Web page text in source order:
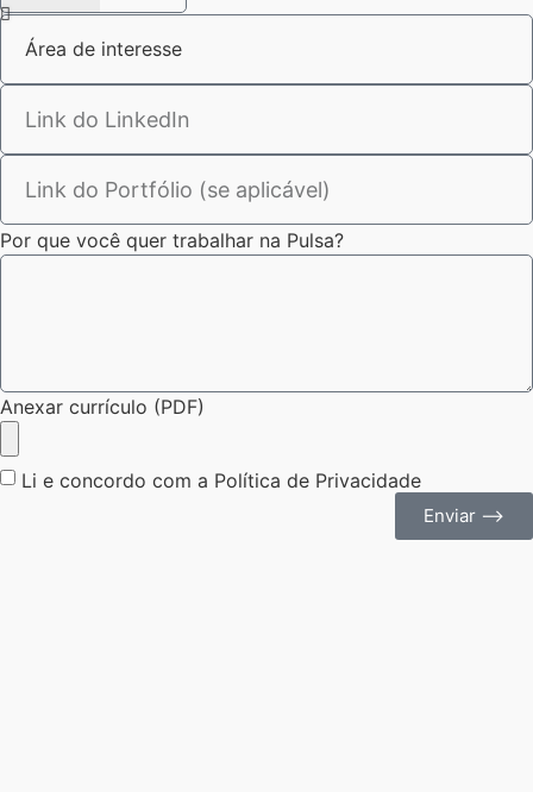
Por que você quer trabalhar na Pulsa?
Anexar currículo (PDF)
Li e concordo com a Política de Privacidade
Enviar ⟶